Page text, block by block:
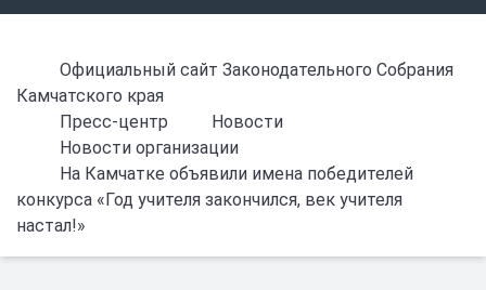
Официальный сайт Законодательного Собрания
Камчатского края
Пресс-центр
Новости
Новости организации
На Камчатке объявили имена победителей
конкурса «Год учителя закончился, век учителя
настал!»